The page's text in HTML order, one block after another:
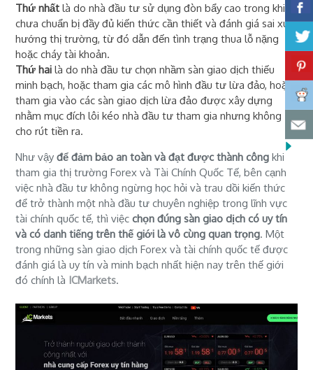
Thứ nhất là do nhà đầu tư sử dụng đòn bẩy cao trong khi
chưa chuẩn bị đầy đủ kiến thức cần thiết và đánh giá sai xu
hướng thị trường, từ đó dẫn đến tình trạng thua lỗ nặng
hoặc cháy tài khoản.
Thứ hai là do nhà đầu tư chọn nhầm sàn giao dịch thiếu
minh bạch, hoặc tham gia các mô hình đầu tư lừa đảo, hoặc
tham gia vào các sàn giao dịch lừa đảo được xây dựng
nhằm mục đích lôi kéo nhà đầu tư tham gia nhưng không
cho rút tiền ra.
Như vậyđể đảm bảo an toàn và đạt được thành công khi
tham gia thị trường Forex và Tài Chính Quốc Tế, bên cạnh
việc nhà đầu tư không ngừng học hỏi và trau dồi kiến thức
để trở thành một nhà đầu tư chuyên nghiệp trong lĩnh vực
tài chính quốc tế, thì việcchọn đúng sàn giao dịch có uy tín
và có danh tiếng trên thế giới là vô cùng quan trọng. Một
trong những sàn giao dịch Forex và tài chính quốc tế được
đánh giá là uy tín và minh bạch nhất hiện nay trên thế giới
đó chính là ICMarkets.